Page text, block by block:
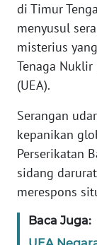
di Timur
menyusul
misterius
Tenaga Nuklir
(UEA).
Serangan
kepanikan
Perserikatan
sidang
merespons
Baca Juga:
Informasi
INDEKS
BERITA
KAMI
INFO
TENTANG
KAMI